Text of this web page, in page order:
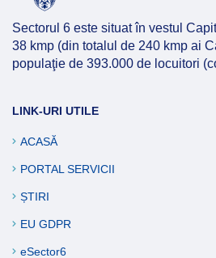
Sectorul 6 este situat în vestul
38 kmp (din totalul de 240 kmp ai
populaţie de 393.000 de locuitori
LINK-URI UTILE
ACASĂ
PORTAL SERVICII
ȘTIRI
EU GDPR
eSector6